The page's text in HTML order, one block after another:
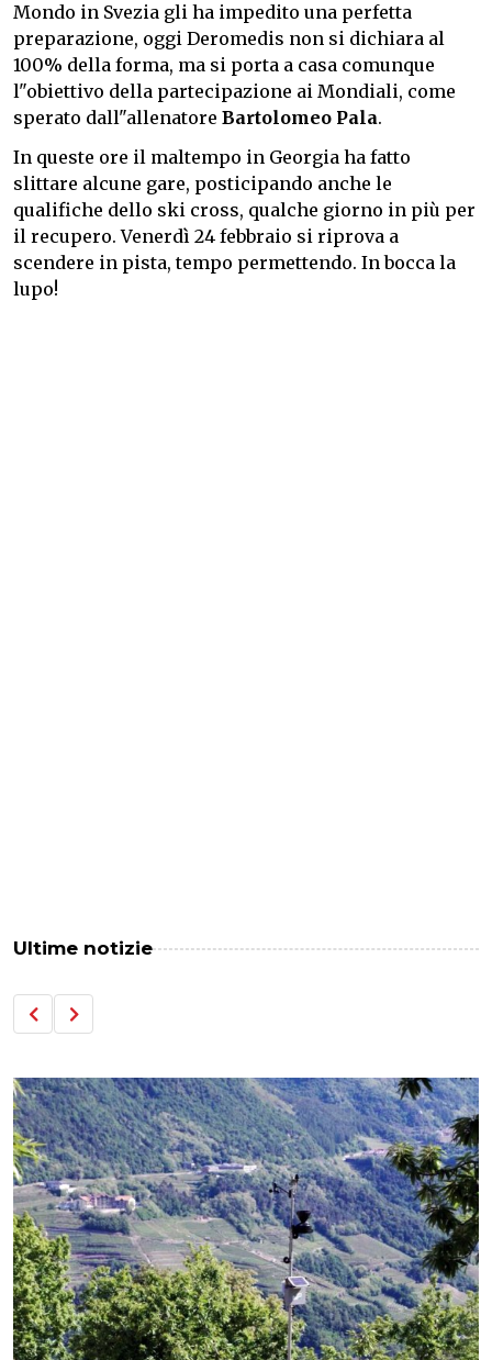
Mondo in Svezia gli ha impedito una perfetta
preparazione, oggi Deromedis non si dichiara al
100% della forma, ma si porta a casa comunque
l"obiettivo della partecipazione ai Mondiali, come
sperato dall"allenatore Bartolomeo Pala.
In queste ore il maltempo in Georgia ha fatto
slittare alcune gare, posticipando anche le
qualifiche dello ski cross, qualche giorno in più per
il recupero. Venerdì 24 febbraio si riprova a
scendere in pista, tempo permettendo. In bocca la
lupo!
Ultime notizie